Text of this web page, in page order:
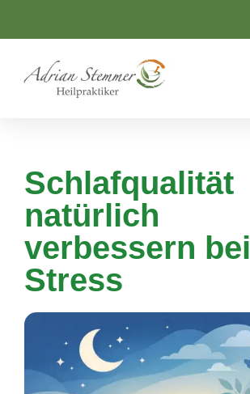
Schlafqualität
natürlich
verbessern bei
Stress